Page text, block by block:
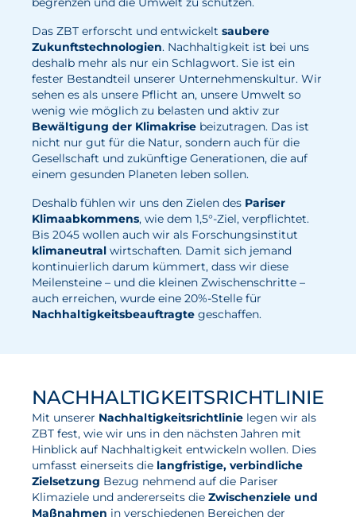
Gremien
Unser Netzwerk
Forschung
Brennstoffzellen
Wasserstoff
Elektrolyse
Leistungen
Entwicklung
Herstellungsverfahren
Mess- und Prüfverfahren
Beratung und Studien
Offene Stellen
Weiterentwicklung
Vorteile für Mitarbeiter:innen
Aktuelles
Das ZBT erforscht und entwickelt saubere
Zukunftstechnologien. Nachhaltigkeit ist bei uns
deshalb mehr als nur ein Schlagwort. Sie ist ein
fester Bestandteil unserer Unternehmenskultur. Wir
sehen es als unsere Pflicht an, unsere Umwelt so
wenig wie möglich zu belasten und aktiv zur
Bewältigung der Klimakrise beizutragen. Das ist
nicht nur gut für die Natur, sondern auch für die
Gesellschaft und zukünftige Generationen, die auf
einem gesunden Planeten leben sollen.
Deshalb fühlen wir uns den Zielen des Pariser
Klimaabkommens, wie dem 1,5°-Ziel, verpflichtet.
Bis 2045 wollen auch wir als Forschungsinstitut
klimaneutral wirtschaften. Damit sich jemand
kontinuierlich darum kümmert, dass wir diese
Meilensteine – und die kleinen Zwischenschritte –
auch erreichen, wurde eine 20%-Stelle für
Nachhaltigkeitsbeauftragte geschaffen.
NACHHALTIGKEITSRICHTLINIE
Mit unserer Nachhaltigkeitsrichtlinie legen wir als
ZBT fest, wie wir uns in den nächsten Jahren mit
Hinblick auf Nachhaltigkeit entwickeln wollen. Dies
umfasst einerseits die langfristige, verbindliche
Zielsetzung Bezug nehmend auf die Pariser
Klimaziele und andererseits die Zwischenziele und
Maßnahmen in verschiedenen Bereichen der